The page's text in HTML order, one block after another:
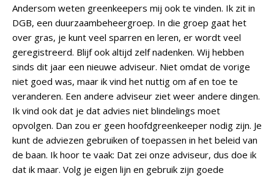
Andersom weten greenkeepers mij ook te vinden. Ik zit in
DGB, een duurzaambeheergroep. In die groep gaat het
over gras, je kunt veel sparren en leren, er wordt veel
geregistreerd. Blijf ook altijd zelf nadenken. Wij hebben
sinds dit jaar een nieuwe adviseur. Niet omdat de vorige
niet goed was, maar ik vind het nuttig om af en toe te
veranderen. Een andere adviseur ziet weer andere dingen.
Ik vind ook dat je dat advies niet blindelings moet
opvolgen. Dan zou er geen hoofdgreenkeeper nodig zijn. Je
kunt de adviezen gebruiken of toepassen in het beleid van
de baan. Ik hoor te vaak: Dat zei onze adviseur, dus doe ik
dat ik maar. Volg je eigen lijn en gebruik zijn goede